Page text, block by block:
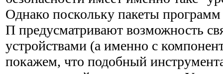
Однако поскольку пакеты
П предусматривают возможность
устройствами (а именно с
покажем, что подобный